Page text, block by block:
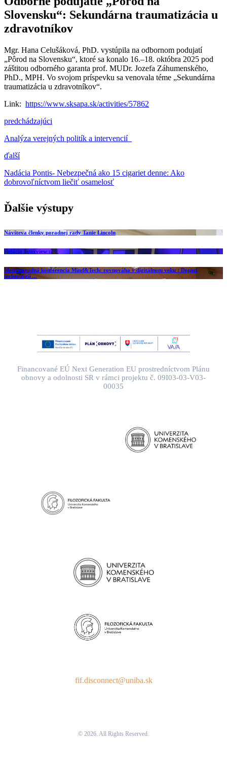
Slovensku“: Sekundárna traumatizácia u
zdravotníkov
Mgr. Hana Celušáková, PhD. vystúpila na odbornom podujatí
„Pôrod na Slovensku“, ktoré sa konalo 16.–18. októbra 2025 pod
záštitou odborného garanta prof. MUDr. Jozefa Záhumenského,
PhD., MPH. Vo svojom príspevku sa venovala téme „Sekundárna
traumatizácia u zdravotníkov“.
Link: https://www.sksapa.sk/activities/57862
predchádzajúci
Analýza verejných politík a intervencií
ďalší
Nadácia Pontis- Nebezpečná ako 15 cigariet denne: Ako
dobrovoľníctvom liečiť osamelosť
Ďalšie výstupy
Návšteva členky poradnej rady Tanie Lincoln
Relácia Interview :24
Medzinárodná konferencia Mind&Tech: rovnováha v digitálnom veku : Dopad
technológií ...
Financované EÚ Next Generation EU prostredníctvom Plánu
obnovy a odolnosti SR v rámci projektu č. 09I03-03-V03-
00035
fif.disconnect@uniba.sk
© 2026. All Rights Reserved.